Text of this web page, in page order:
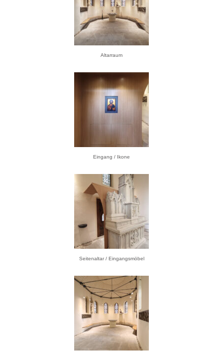
Altarraum
Eingang / Ikone
Seitenaltar / Eingangsmöbel